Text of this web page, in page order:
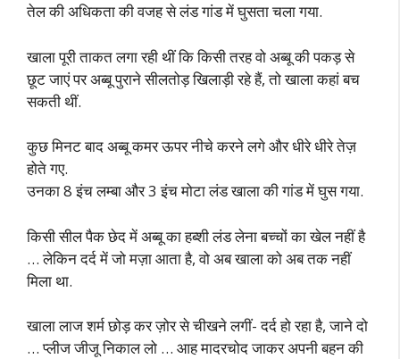
तेल की अधिकता की वजह से लंड गांड में घुसता चला गया.
खाला पूरी ताकत लगा रही थीं कि किसी तरह वो अब्बू की पकड़ से
छूट जाएं पर अब्बू पुराने सीलतोड़ खिलाड़ी रहे हैं, तो खाला कहां बच
सकती थीं.
कुछ मिनट बाद अब्बू कमर ऊपर नीचे करने लगे और धीरे धीरे तेज़
होते गए.
उनका 8 इंच लम्बा और 3 इंच मोटा लंड खाला की गांड में घुस गया.
किसी सील पैक छेद में अब्बू का हब्शी लंड लेना बच्चों का खेल नहीं है
… लेकिन दर्द में जो मज़ा आता है, वो अब खाला को अब तक नहीं
मिला था.
खाला लाज शर्म छोड़ कर ज़ोर से चीखने लगीं- दर्द हो रहा है, जाने दो
… प्लीज जीजू निकाल लो … आह मादरचोद जाकर अपनी बहन की